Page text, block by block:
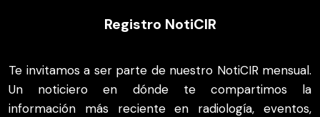
Registro NotiCIR
Te invitamos a ser parte de nuestro NotiCIR mensual.
Un noticiero en dónde te compartimos la
información más reciente en radiología, eventos,